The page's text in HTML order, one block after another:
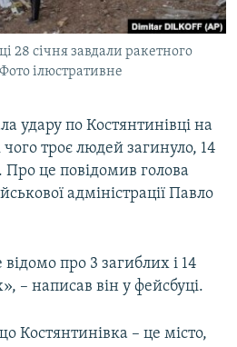
28 січня завдали ракетного
ілюстративне
удару по Костянтинівці на
троє людей загинуло, 14
це повідомив голова
адміністрації Павло
про 3 загиблих і 14
– написав він у фейсбуці.
Костянтинівка – це місто,